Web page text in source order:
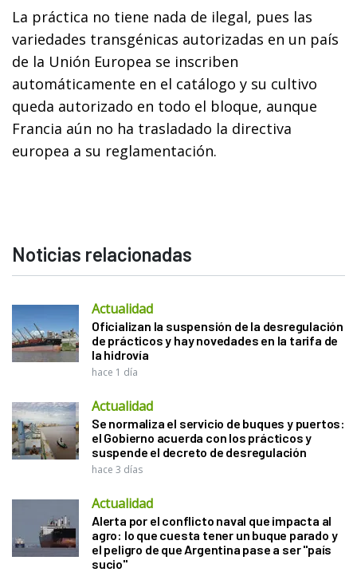
La práctica no tiene nada de ilegal, pues las
variedades transgénicas autorizadas en un país
de la Unión Europea se inscriben
automáticamente en el catálogo y su cultivo
queda autorizado en todo el bloque, aunque
Francia aún no ha trasladado la directiva
europea a su reglamentación.
Noticias relacionadas
Actualidad
Oficializan la suspensión de la desregulación
de prácticos y hay novedades en la tarifa de
la hidrovía
hace 1 día
Actualidad
Se normaliza el servicio de buques y puertos:
el Gobierno acuerda con los prácticos y
suspende el decreto de desregulación
hace 3 días
Actualidad
Alerta por el conflicto naval que impacta al
agro: lo que cuesta tener un buque parado y
el peligro de que Argentina pase a ser "país
sucio"